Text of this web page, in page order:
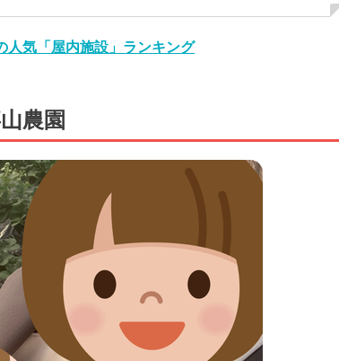
人気「屋内施設」ランキング
農園